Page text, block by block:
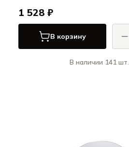
1 528 ₽
В корзину
В наличии 141 шт.